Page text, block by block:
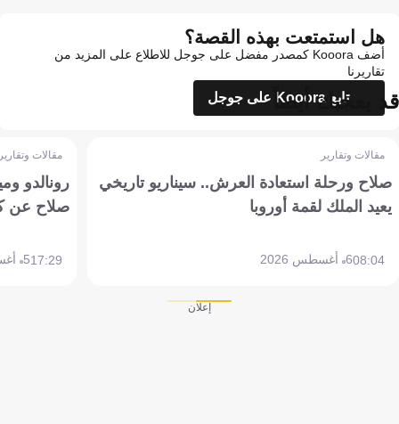
هل استمتعت بهذه القصة؟
أضف Kooora كمصدر مفضل على جوجل للاطلاع على المزيد من
تقاريرنا
تابع Kooora على جوجل
قد يعجبك أيضاً
مقالات وتقارير
صلاح ورحلة استعادة العرش.. سيناريو تاريخي
يعيد الملك لقمة أوروبا
08:046 أغسطس 2026
مقالات
رونالدو
صلاح عن
17:295 أغسطس 2026
إعلان